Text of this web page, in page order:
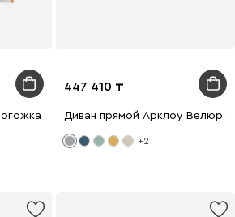
Терракотовый
447 410
Диван прямой Арклоу Велюр
+2